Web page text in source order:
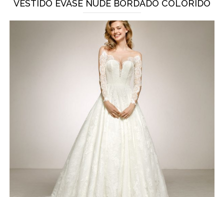
VESTIDO EVASÊ NUDE BORDADO COLORIDO